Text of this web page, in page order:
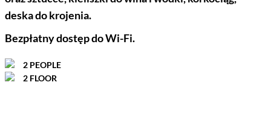
deska do krojenia.
Bezpłatny dostęp do Wi-Fi.
2 PEOPLE
2 FLOOR